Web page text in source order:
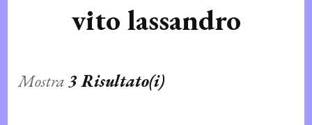
vito lassandro
Mostra3 Risultato(i)